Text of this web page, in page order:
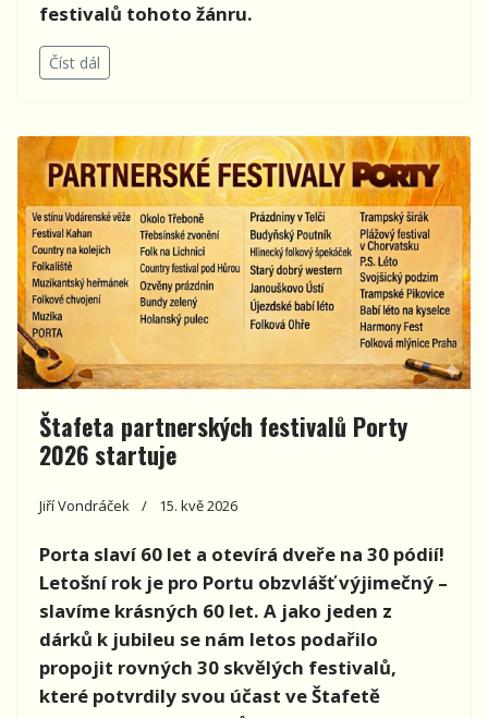
festivalů tohoto žánru.
Číst dál
Štafeta partnerských festivalů Porty
2026 startuje
Jiří Vondráček 15. kvě 2026
Porta slaví 60 let a otevírá dveře na 30 pódií!
Letošní rok je pro Portu obzvlášť výjimečný –
slavíme krásných 60 let. A jako jeden z
dárků k jubileu se nám letos podařilo
propojit rovných 30 skvělých festivalů,
které potvrdily svou účast ve Štafetě